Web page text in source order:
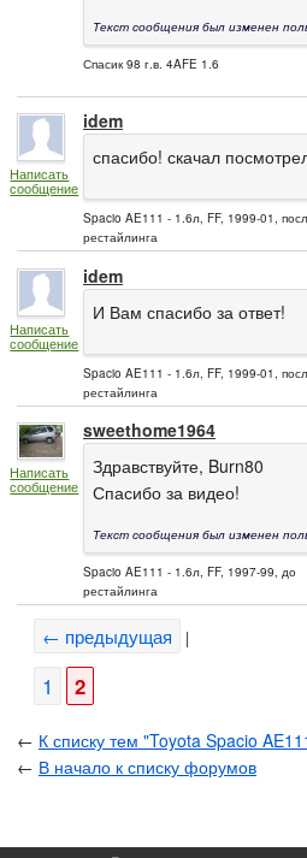
Текст сообщения был изменен
Спасик 98 г.в. 4AFE 1.6
Написать
сообщение
idem
спасибо! скачал
Spacio AE111 - 1.6л, FF, 1999-01,
рестайлинга
Написать
сообщение
idem
И Вам спасибо за ответ!
Spacio AE111 - 1.6л, FF, 1999-01,
рестайлинга
Написать
сообщение
sweethome1964
Здравствуйте, Burn80
Спасибо за видео!
Текст сообщения был изменен
Spacio AE111 - 1.6л, FF, 1997-99, до
рестайлинга
← предыдущая |
1 2
← К списку тем "Toyota Spacio
← В начало к списку форумов